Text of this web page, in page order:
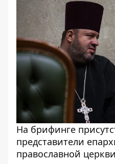
На брифинге
представители
православной церкви